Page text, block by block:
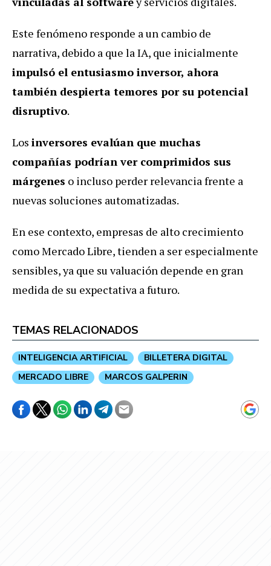
Este fenómeno responde a un cambio de
narrativa, debido a que la IA, que inicialmente
impulsó el entusiasmo inversor, ahora
también despierta temores por su potencial
disruptivo.
Los inversores evalúan que muchas
compañías podrían ver comprimidos sus
márgenes o incluso perder relevancia frente a
nuevas soluciones automatizadas.
En ese contexto, empresas de alto crecimiento
como Mercado Libre, tienden a ser especialmente
sensibles, ya que su valuación depende en gran
medida de su expectativa a futuro.
TEMAS RELACIONADOS
INTELIGENCIA ARTIFICIAL
BILLETERA DIGITAL
MERCADO LIBRE
MARCOS GALPERIN